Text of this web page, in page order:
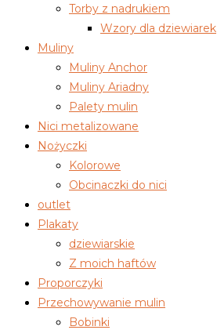
Torby z nadrukiem
Wzory dla dziewiarek
Muliny
Muliny Anchor
Muliny Ariadny
Palety mulin
Nici metalizowane
Nożyczki
Kolorowe
Obcinaczki do nici
outlet
Plakaty
dziewiarskie
Z moich haftów
Proporczyki
Przechowywanie mulin
Bobinki